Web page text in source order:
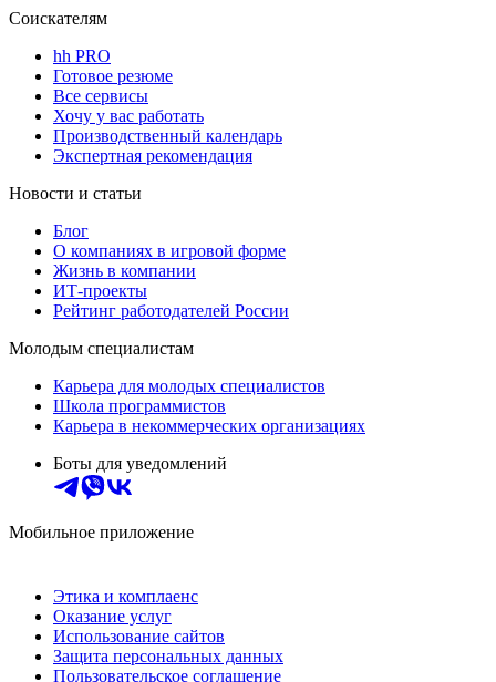
Соискателям
hh PRO
Готовое резюме
Все сервисы
Хочу у вас работать
Производственный календарь
Экспертная рекомендация
Новости и статьи
Блог
О компаниях в игровой форме
Жизнь в компании
ИТ-проекты
Рейтинг работодателей России
Молодым специалистам
Карьера для молодых специалистов
Школа программистов
Карьера в некоммерческих организациях
Боты для уведомлений
Мобильное приложение
Этика и комплаенс
Оказание услуг
Использование сайтов
Защита персональных данных
Пользовательское соглашение